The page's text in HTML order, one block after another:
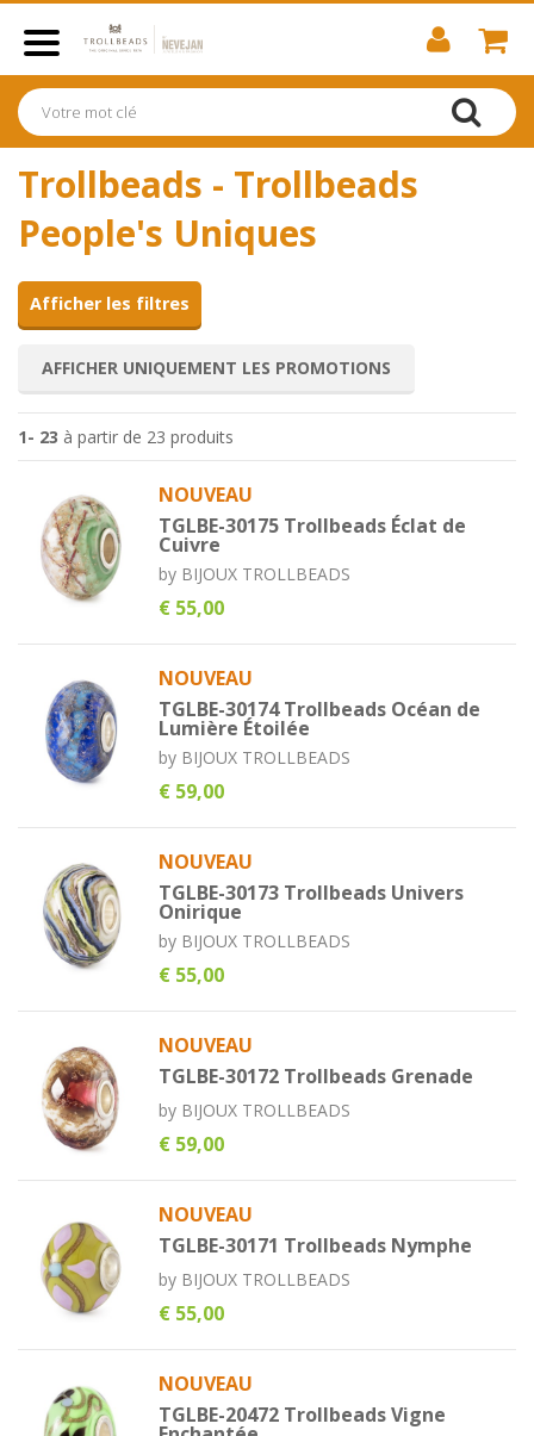
Trollbeads - Trollbeads
People's Uniques
Afficher les filtres
AFFICHER UNIQUEMENT LES PROMOTIONS
1- 23 à partir de 23 produits
NOUVEAU
TGLBE-30175 Trollbeads Éclat de
Cuivre
by BIJOUX TROLLBEADS
€ 55,00
NOUVEAU
TGLBE-30174 Trollbeads Océan de
Lumière Étoilée
by BIJOUX TROLLBEADS
€ 59,00
NOUVEAU
TGLBE-30173 Trollbeads Univers
Onirique
by BIJOUX TROLLBEADS
€ 55,00
NOUVEAU
TGLBE-30172 Trollbeads Grenade
by BIJOUX TROLLBEADS
€ 59,00
NOUVEAU
TGLBE-30171 Trollbeads Nymphe
by BIJOUX TROLLBEADS
€ 55,00
NOUVEAU
TGLBE-20472 Trollbeads Vigne